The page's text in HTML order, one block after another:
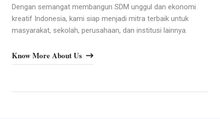
Dengan semangat membangun SDM unggul dan ekonomi
kreatif Indonesia, kami siap menjadi mitra terbaik untuk
masyarakat, sekolah, perusahaan, dan institusi lainnya.
Know More About Us